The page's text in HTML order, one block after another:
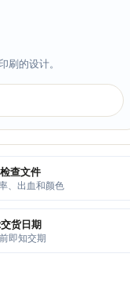
刷的设计。
查文件
、出血和颜色
货日期
即知交期